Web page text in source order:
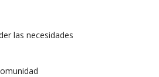
las necesidades